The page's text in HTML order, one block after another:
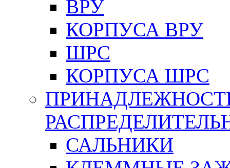
ВРУ
КОРПУСА ВРУ
ШРС
КОРПУСА ШРС
САЛЬНИКИ